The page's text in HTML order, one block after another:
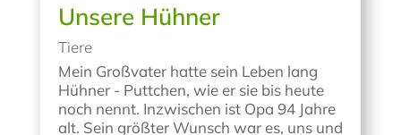
Unsere Hühner
Tiere
Mein Großvater hatte sein Leben lang
Hühner - Puttchen, wie er sie bis heute
noch nennt. Inzwischen ist Opa 94 Jahre
alt. Sein größter Wunsch war es, uns und